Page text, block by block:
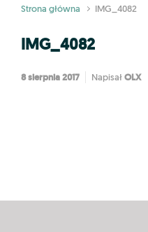
Strona główna IMG_4082
IMG_4082
8 sierpnia 2017 Napisał OLX